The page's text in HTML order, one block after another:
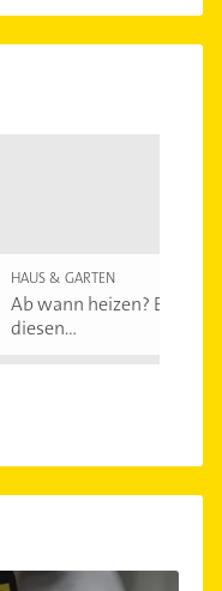
HAUS & GARTEN
Ab wann heizen? Bei
diesen